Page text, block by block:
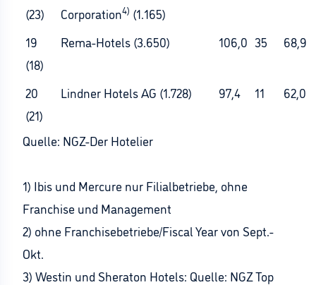
(23)
Corporation4) (1.165)
19
(18)
Rema-Hotels (3.650) 106,0 35 68,9
20
(21)
Lindner Hotels AG (1.728) 97,4 11 62,0
Quelle: NGZ-Der Hotelier
1) Ibis und Mercure nur Filialbetriebe, ohne
Franchise und Management
2) ohne Franchisebetriebe/Fiscal Year von Sept.-
Okt.
3) Westin und Sheraton Hotels: Quelle: NGZ Top